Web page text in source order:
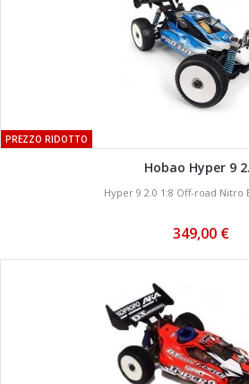
PREZZO RIDOTTO
Hobao Hyper 9
Hyper 9 2.0 1:8 Off-road Nitro
349,00 €